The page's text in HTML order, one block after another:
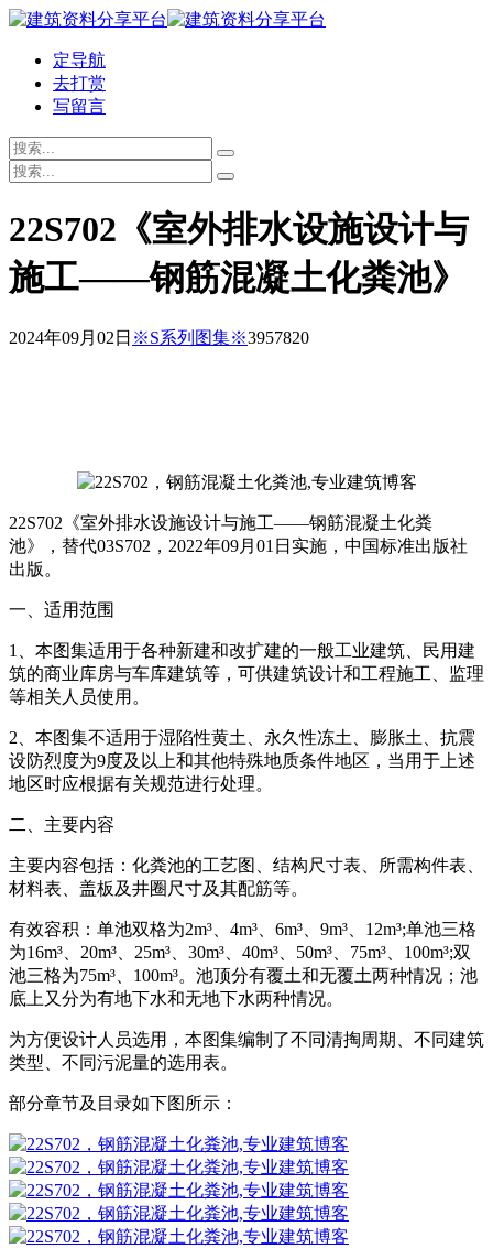
定导航
去打赏
写留言
22S702《室外排水设施设计与
施工——钢筋混凝土化粪池》
2024年09月02日 ※S系列图集※3957820
22S702《室外排水设施设计与施工——钢筋混凝土化粪
池》，替代03S702，2022年09月01日实施，中国标准出版社
出版。
一、适用范围
1、本图集适用于各种新建和改扩建的一般工业建筑、民用建
筑的商业库房与车库建筑等，可供建筑设计和工程施工、监理
等相关人员使用。
2、本图集不适用于湿陷性黄土、永久性冻土、膨胀土、抗震
设防烈度为9度及以上和其他特殊地质条件地区，当用于上述
地区时应根据有关规范进行处理。
二、主要内容
主要内容包括：化粪池的工艺图、结构尺寸表、所需构件表、
材料表、盖板及井圈尺寸及其配筋等。
有效容积：单池双格为2m³、4m³、6m³、9m³、12m³;单池三格
为16m³、20m³、25m³、30m³、40m³、50m³、75m³、100m³;双
池三格为75m³、100m³。池顶分有覆土和无覆土两种情况；池
底上又分为有地下水和无地下水两种情况。
为方便设计人员选用，本图集编制了不同清掏周期、不同建筑
类型、不同污泥量的选用表。
部分章节及目录如下图所示：